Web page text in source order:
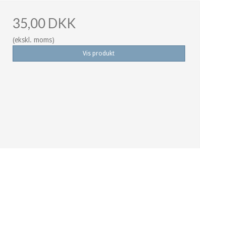
35,00 DKK
(ekskl. moms)
Vis produkt